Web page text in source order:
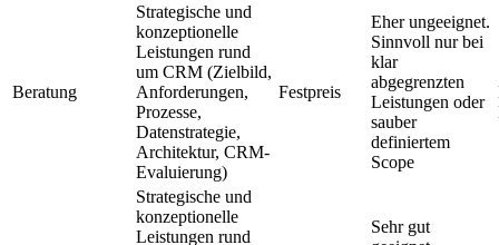
Beratung
Strategische und
konzeptionelle
Leistungen rund
um CRM (Zielbild,
Anforderungen,
Prozesse,
Datenstrategie,
Architektur, CRM-
Evaluierung)
Festpreis
Eher ungeeignet.
Sinnvoll nur bei
klar
abgegrenzten
Leistungen oder
sauber
definiertem
Scope
Strategische und
konzeptionelle
Leistungen rund
Sehr gut